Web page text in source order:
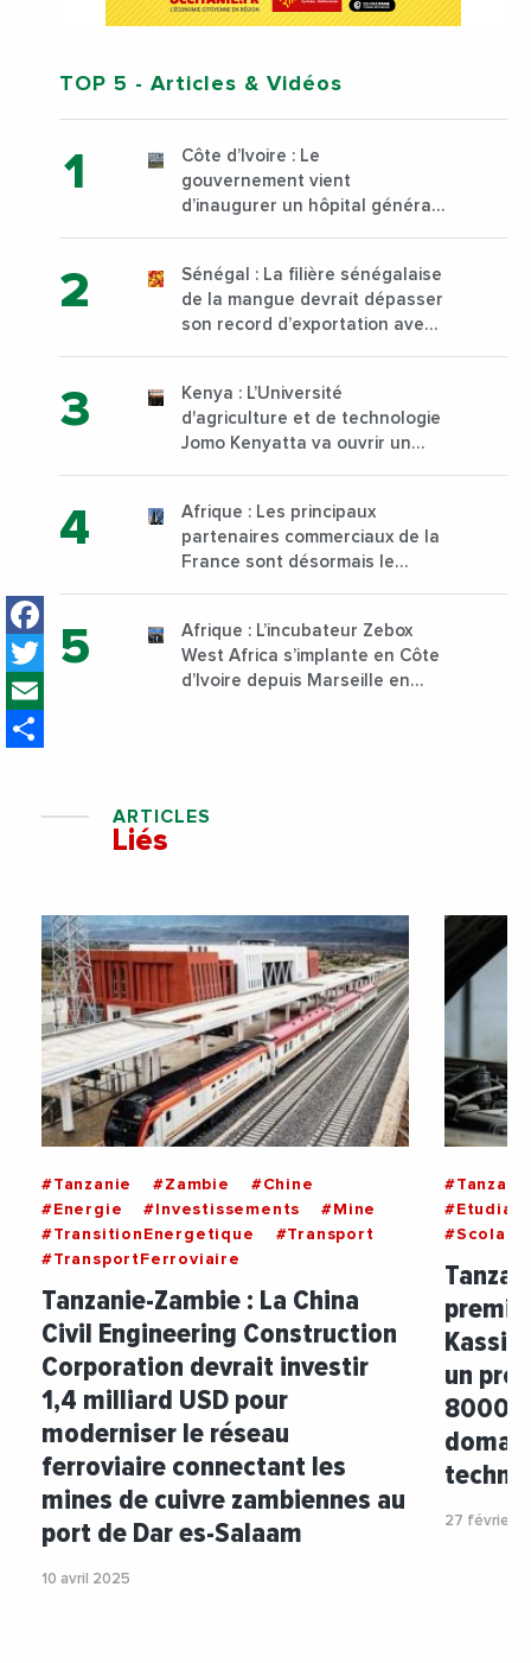
Facebook
Twitter
TOP 5 - Articles & Vidéos
Côte d’Ivoire : Le
gouvernement vient
d’inaugurer un hôpital général
Sénégal : La filière sénégalaise
de la mangue devrait dépasser
son record d’exportation avec
Kenya : L’Université
d'agriculture et de technologie
Jomo Kenyatta va ouvrir un
sur son campus de Karen à
Nairobi dès janvier 2023
Afrique : Les principaux
partenaires commerciaux de la
France sont désormais le
Afrique : L’incubateur Zebox
West Africa s’implante en Côte
d’Ivoire depuis Marseille en
ARTICLES
Liés
#Tanzanie #Zambie
#Chine
#Energie
#Investissements
#Mine
#TransitionEnergetique
#Transport
#TransportFerroviaire
Tanzanie-Zambie : La China
Civil Engineering Construction
Corporation devrait investir
1,4 milliard USD pour
moderniser le réseau
ferroviaire connectant les
mines de cuivre zambiennes au
port de Dar es-Salaam
10 avril 2025
un
8000
27 février